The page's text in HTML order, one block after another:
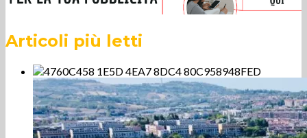
Articoli più letti